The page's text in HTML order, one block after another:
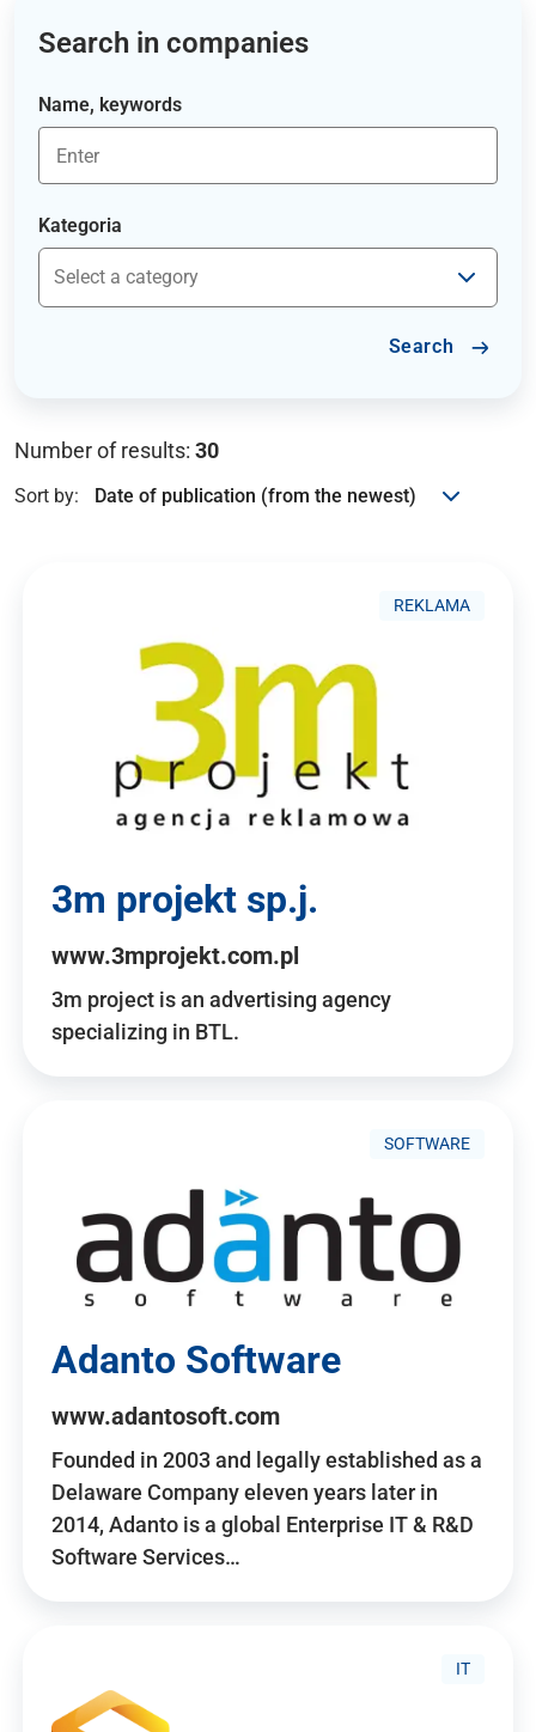
Search in companies
Name, keywords
Kategoria
Search
Number of results: 30
Sort by:
REKLAMA
3m projekt sp.j.
www.3mprojekt.com.pl
3m project is an advertising agency
specializing in BTL.
SOFTWARE
Adanto Software
www.adantosoft.com
Founded in 2003 and legally established as a
Delaware Company eleven years later in
2014, Adanto is a global Enterprise IT & R&D
Software Services…
IT